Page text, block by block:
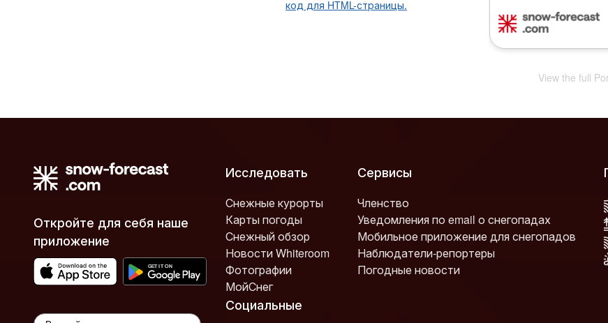
код для HTML-страницы.
View the full
Откройте для себя наше
приложение
Исследовать
Снежные курорты
Карты погоды
Снежный обзор
Новости Whiteroom
Фотографии
МойСнег
Сервисы
Членство
Уведомления по email о снегопадах
Мобильное приложение для снегопадов
Наблюдатели-репортеры
Погодные новости
Социальные